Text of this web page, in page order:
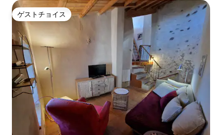
ゲストチョイス
ゲストチョイス